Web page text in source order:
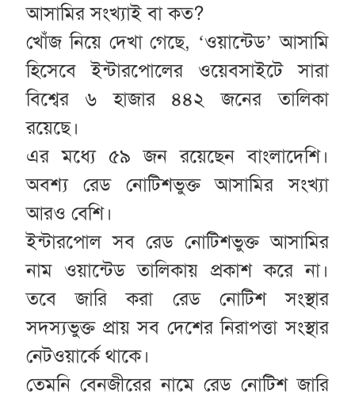
আসামির সংখ্যাই বা কত?
খোঁজ নিয়ে দেখা গেছে, ‘ওয়ান্টেড’ আসামি
হিসেবে ইন্টারপোলের ওয়েবসাইটে সারা
বিশ্বের ৬ হাজার ৪৪২ জনের তালিকা
রয়েছে।
এর মধ্যে ৫৯ জন রয়েছেন বাংলাদেশি।
অবশ্য রেড নোটিশভুক্ত আসামির সংখ্যা
আরও বেশি।
ইন্টারপোল সব রেড নোটিশভুক্ত আসামির
নাম ওয়ান্টেড তালিকায় প্রকাশ করে না।
তবে জারি করা রেড নোটিশ সংস্থার
সদস্যভুক্ত প্রায় সব দেশের নিরাপত্তা সংস্থার
নেটওয়ার্কে থাকে।
তেমনি বেনজীরের নামে রেড নোটিশ জারি